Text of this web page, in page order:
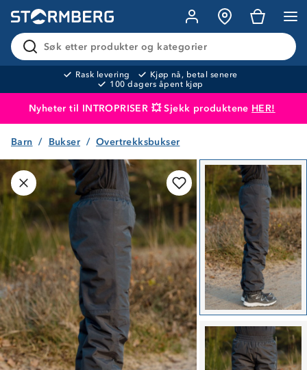
Søk etter produkter og kategorier
Rask levering
Kjøp nå, betal senere
100 dagers åpent kjøp
Nyheter til INTROPRISER 💥 Sjekk produktene HER!
Produktet er lagt i handlekurven
Barn Bukser Overtrekksbukser